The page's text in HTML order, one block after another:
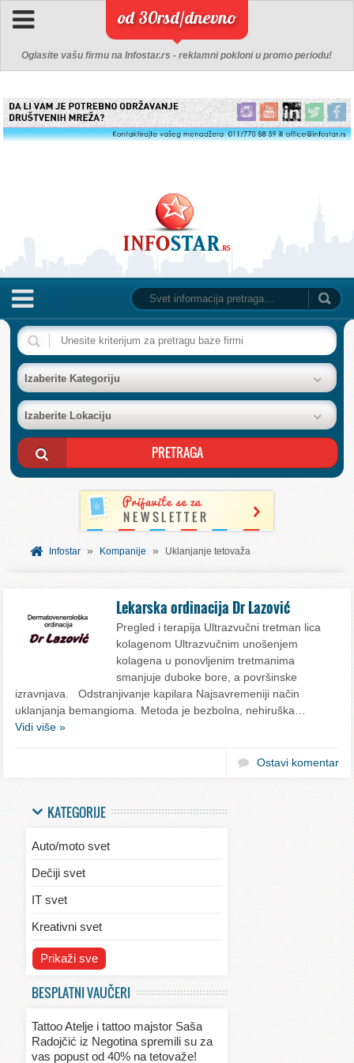
od 30rsd/dnevno
Oglasite vašu firmu na Infostar.rs - reklamni pokloni u promo periodu!
NASLOVNA
BAZA FIRMI
POSLOVNI OGLASI
AKCIJE I KATALOZI
BESPLATNI VAUČERI
SVET INFORMACIJA
Izaberite Kategoriju
Izaberite Lokaciju
Infostar » Kompanije » Uklanjanje tetovaža
Lekarska ordinacija Dr Lazović
Pregled i terapija Ultrazvučni tretman lica
kolagenom Ultrazvučnim unošenjem
kolagena u ponovljenim tretmanima
smanjuje duboke bore, a površinske
izravnjava. Odstranjivanje kapilara Najsavremeniji način
uklanjanja bemangioma. Metoda je bezbolna, nehiruška…
Vidi više »
Ostavi komentar
KATEGORIJE
Auto/moto svet
Dečiji svet
IT svet
Kreativni svet
Svet ekologije
Svet kulinarstva
Prikaži sve
BESPLATNI VAUČERI
Tattoo Atelje i tattoo majstor Saša
Radojčić iz Negotina spremili su za
vas popust od 40% na tetovaže!